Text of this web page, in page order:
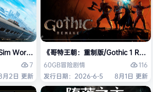
World 6）免安装中文版
7
月2日 更新
《哥特王朝：重制版/Gothic 1
60GB冒险剧情
116
发行日期：2026-6-5
8月1日 更新